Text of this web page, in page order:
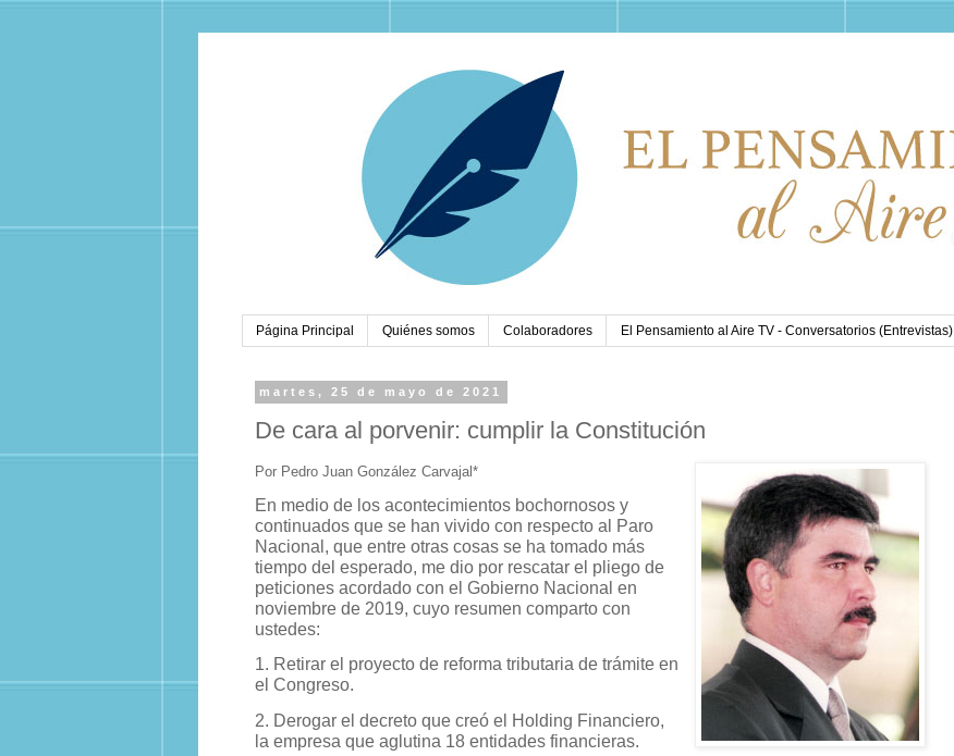
Página Principal Quiénes somos Colaboradores El Pensamiento al Aire TV - Conversatorios (Entrevistas)
martes, 25 de mayo de 2021
De cara al porvenir: cumplir la Constitución
Por Pedro Juan González Carvajal*
En medio de los acontecimientos bochornosos y
continuados que se han vivido con respecto al Paro
Nacional, que entre otras cosas se ha tomado más
tiempo del esperado, me dio por rescatar el pliego de
peticiones acordado con el Gobierno Nacional en
noviembre de 2019, cuyo resumen comparto con
ustedes:
1. Retirar el proyecto de reforma tributaria de trámite en
el Congreso.
2. Derogar el decreto que creó el Holding Financiero,
la empresa que aglutina 18 entidades financieras.